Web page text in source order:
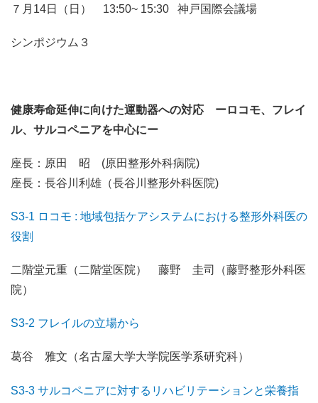
７月14日（日） 13:50~ 15:30 神戸国際会議場
シンポジウム３
健康寿命延伸に向けた運動器への対応 ーロコモ、フレイ
ル、サルコペニアを中心にー
座長：原田 昭 (原田整形外科病院)
座長：長谷川利雄（長谷川整形外科医院)
S3-1 ロコモ : 地域包括ケアシステムにおける整形外科医の
役割
二階堂元重（二階堂医院） 藤野 圭司（藤野整形外科医
院）
S3-2 フレイルの立場から
葛谷 雅文（名古屋大学大学院医学系研究科）
S3-3 サルコペニアに対するリハビリテーションと栄養指